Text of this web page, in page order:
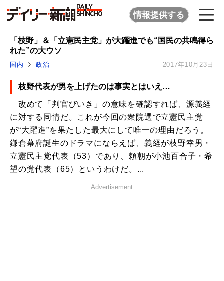
情報提供する
「枝野」＆「立憲民主党」が大躍進でも“国民の共鳴得ら
れた”の大ウソ
国内 政治 2017年10月23日
枝野代表が男を上げたのは事実とはいえ…
改めて「判官びいき」の意味を確認すれば、源義経
に対する同情だ。これが今回の衆院選で立憲民主党
が“大躍進”を果たした最大にして唯一の理由だろう。
鎌倉幕府誕生のドラマにならえば、義経が枝野幸男・
立憲民主党代表（53）であり、頼朝が小池百合子・希
望の党代表（65）というわけだ。...
Advertisement